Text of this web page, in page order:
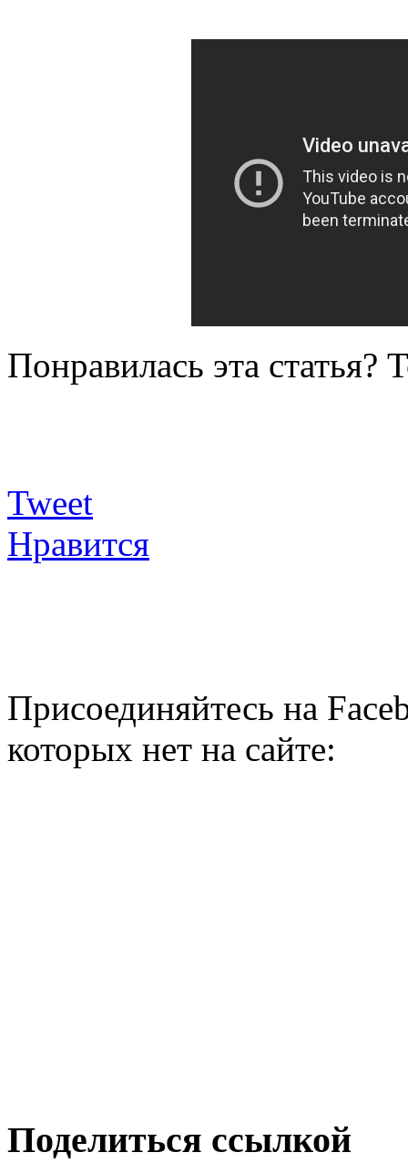
Понравилась эта статья?
Tweet
Нравится
Присоединяйтесь на
которых нет на сайте:
Поделиться ссылкой